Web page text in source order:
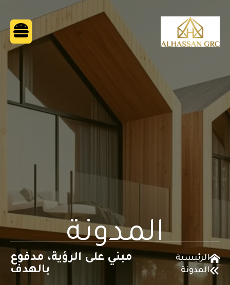
المدونة
الرئيسية
المدونة
مبني على الرؤية، مدفوع
بالهدف